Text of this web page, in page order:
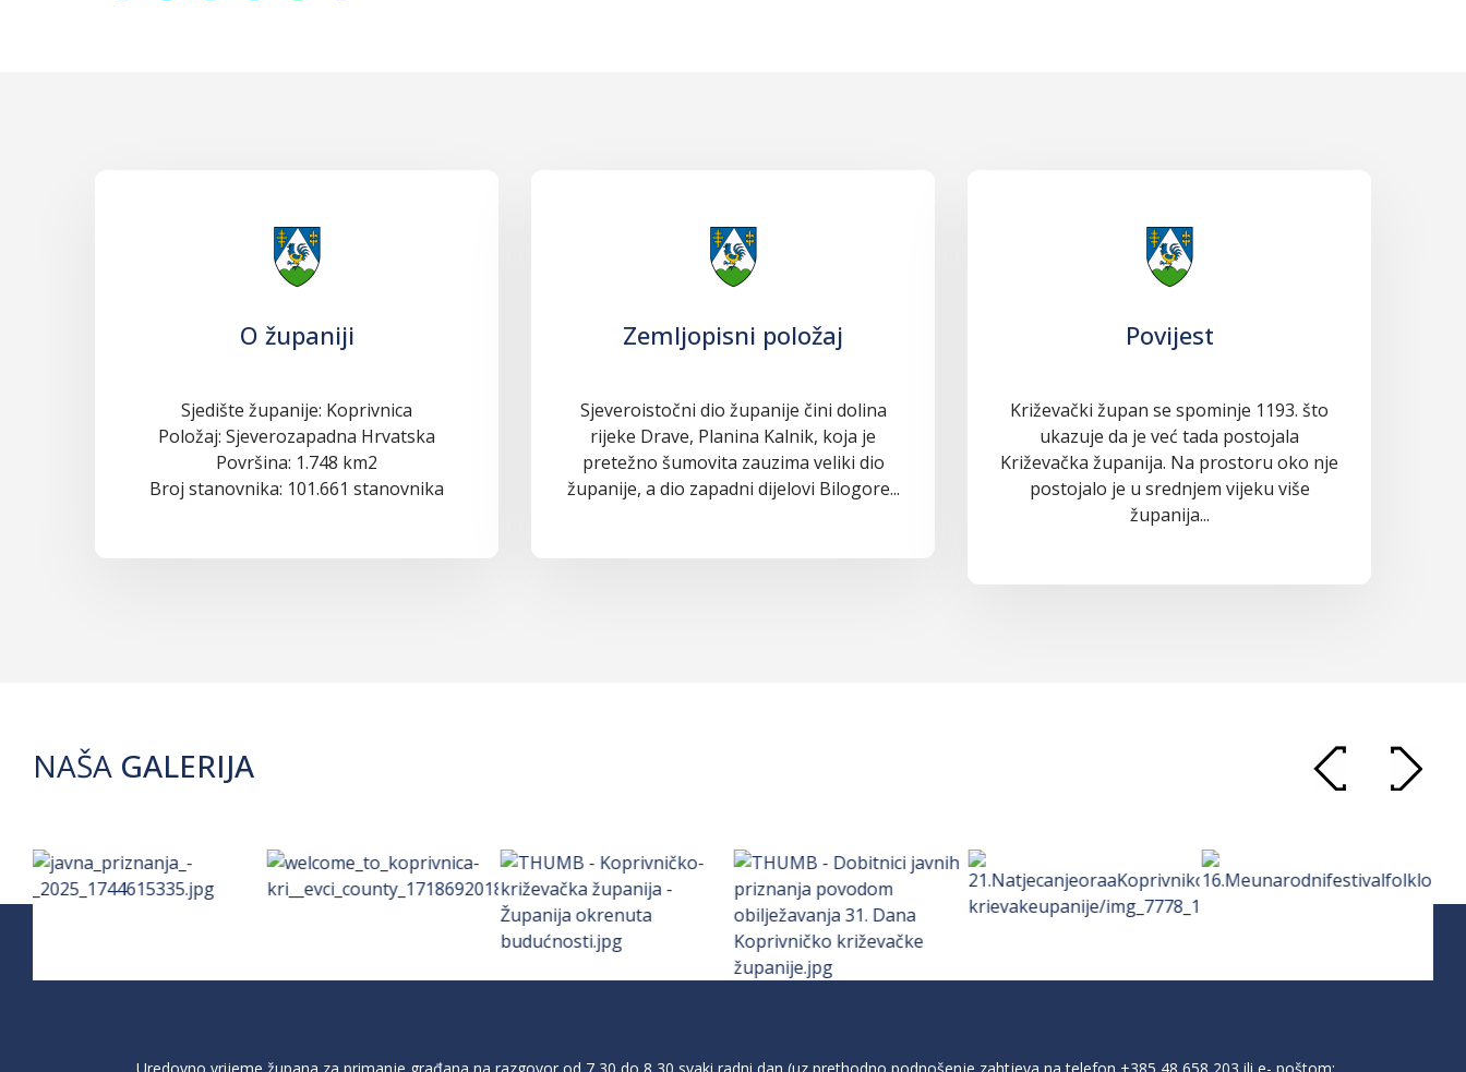
O županiji
Sjedište županije: Koprivnica
Položaj: Sjeverozapadna Hrvatska
Površina: 1.748 km2
Broj stanovnika: 101.661 stanovnika
Zemljopisni položaj
Sjeveroistočni dio županije čini dolina
rijeke Drave, Planina Kalnik, koja je
pretežno šumovita zauzima veliki dio
županije, a dio zapadni dijelovi Bilogore...
Povijest
Križevački župan se spominje 1193. što
ukazuje da je već tada postojala
Križevačka županija. Na prostoru oko nje
postojalo je u srednjem vijeku više
županija...
NAŠA GALERIJA